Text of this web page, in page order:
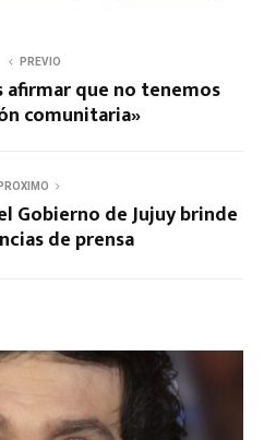
PREVIO
afirmar que no tenemos
comunitaria»
PROXIMO
Gobierno de Jujuy brinde
de prensa